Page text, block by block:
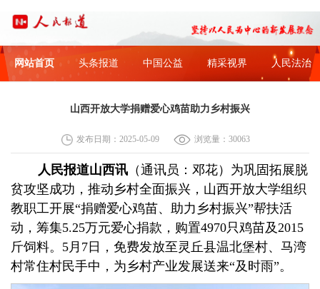
网站首页 头条报道 中国公益 精采视界 人民法治
山西开放大学捐赠爱心鸡苗助力乡村振兴
发布日期：2025-05-09 浏览量：30063
人民报道山西讯 （通讯员：邓花）为巩固拓展脱
贫攻坚成功，推动乡村全面振兴，山西开放大学组织
教职工开展“捐赠爱心鸡苗、助力乡村振兴”帮扶活
动，筹集5.25万元爱心捐款，购置4970只鸡苗及2015
斤饲料。5月7日，免费发放至灵丘县温北堡村、马湾
村常住村民手中，为乡村产业发展送来“及时雨”。